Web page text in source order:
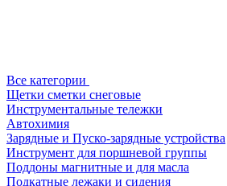
Все категории
Щетки сметки снеговые
Инструментальные тележки
Автохимия
Зарядные и Пуско-зарядные устройства
Инструмент для поршневой группы
Поддоны магнитные и для масла
Подкатные лежаки и сидения